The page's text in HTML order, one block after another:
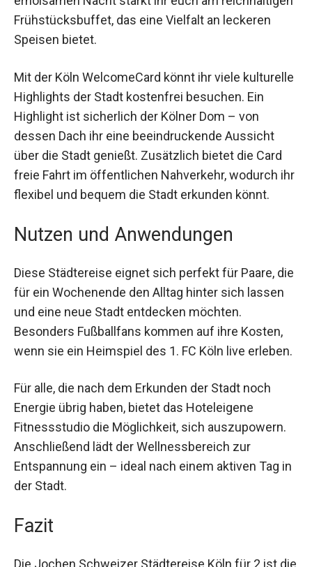
komfortablen Superior-Doppelzimmer. Nach
einer erholsamen Nacht stärkt ihr euch am
an leckeren Speisen bietet.
Mit der Köln WelcomeCard könnt ihr viele
kulturelle Highlights der Stadt kostenfrei
besuchen. Ein Highlight ist sicherlich der Kölner
Dom – von dessen Dach ihr eine beeindruckende
Aussicht über die Stadt genießt. Zusätzlich bietet
die Card freie Fahrt im öffentlichen Nahverkehr,
wodurch ihr flexibel und bequem die Stadt
erkunden könnt.
Nutzen und Anwendungen
Diese Städtereise eignet sich perfekt für Paare,
die für ein Wochenende den Alltag hinter sich
lassen und eine neue Stadt entdecken möchten.
Besonders Fußballfans kommen auf ihre Kosten,
wenn sie ein Heimspiel des 1. FC Köln live
erleben.
Für alle, die nach dem Erkunden der Stadt noch
Energie übrig haben, bietet das Hoteleigene
Anschließend lädt der Wellnessbereich zur
in der Stadt.